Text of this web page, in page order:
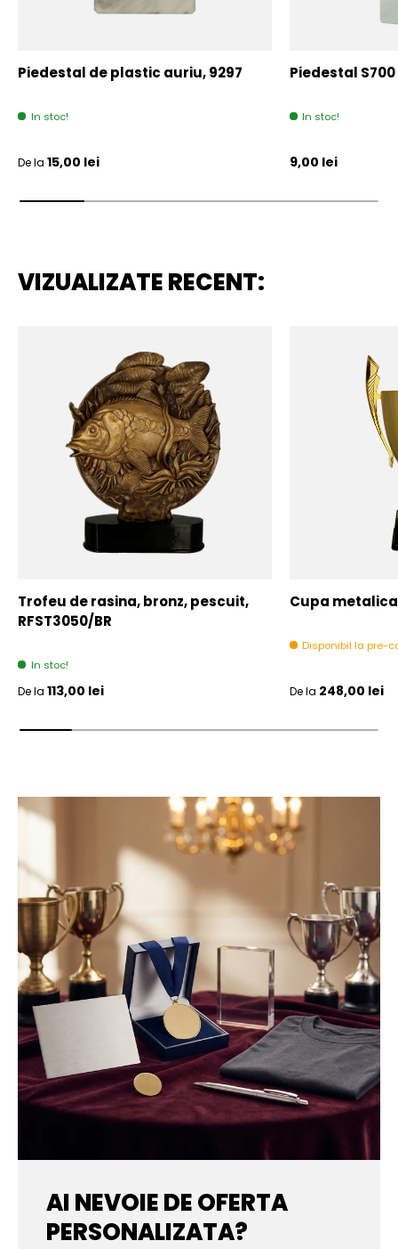
Piedestal de plastic auriu, 9297
In stoc!
Pret initial
De la 15,00 lei
Piedestal S700
In stoc!
Pret initial
9,00 lei
VIZUALIZATE RECENT:
Trofeu de rasina, bronz, pescuit,
RFST3050/BR
In stoc!
Pret initial
De la 113,00 lei
Cupa
Disponibil la pre-
Pret initial
De la 248,00 lei
AI NEVOIE DE OFERTA
PERSONALIZATA?